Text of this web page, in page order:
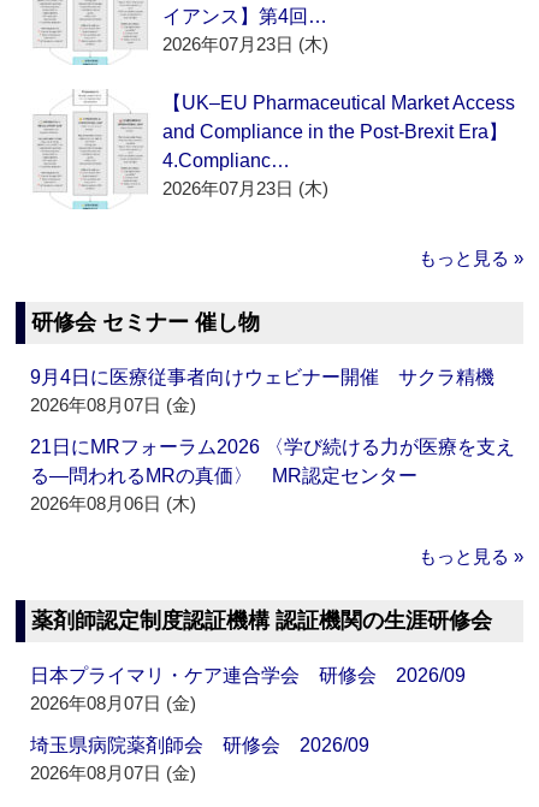
イアンス】第4回…
2026年07月23日 (木)
【UK–EU Pharmaceutical Market Access
and Compliance in the Post-Brexit Era】
4.Complianc…
2026年07月23日 (木)
もっと見る »
研修会 セミナー 催し物
9月4日に医療従事者向けウェビナー開催 サクラ精機
2026年08月07日 (金)
21日にMRフォーラム2026 〈学び続ける力が医療を支え
る―問われるMRの真価〉 MR認定センター
2026年08月06日 (木)
もっと見る »
薬剤師認定制度認証機構 認証機関の生涯研修会
日本プライマリ・ケア連合学会 研修会 2026/09
2026年08月07日 (金)
埼玉県病院薬剤師会 研修会 2026/09
2026年08月07日 (金)